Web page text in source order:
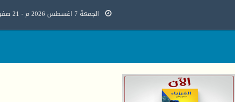
الجمعة 7 اغسطس 2026 م - 21 صفر 1448هـ